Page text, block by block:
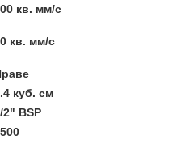
кв. мм/с
кв. мм/с
куб. см
2" BSP